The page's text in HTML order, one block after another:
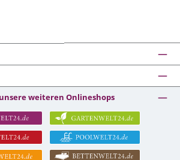
weiteren Onlineshops